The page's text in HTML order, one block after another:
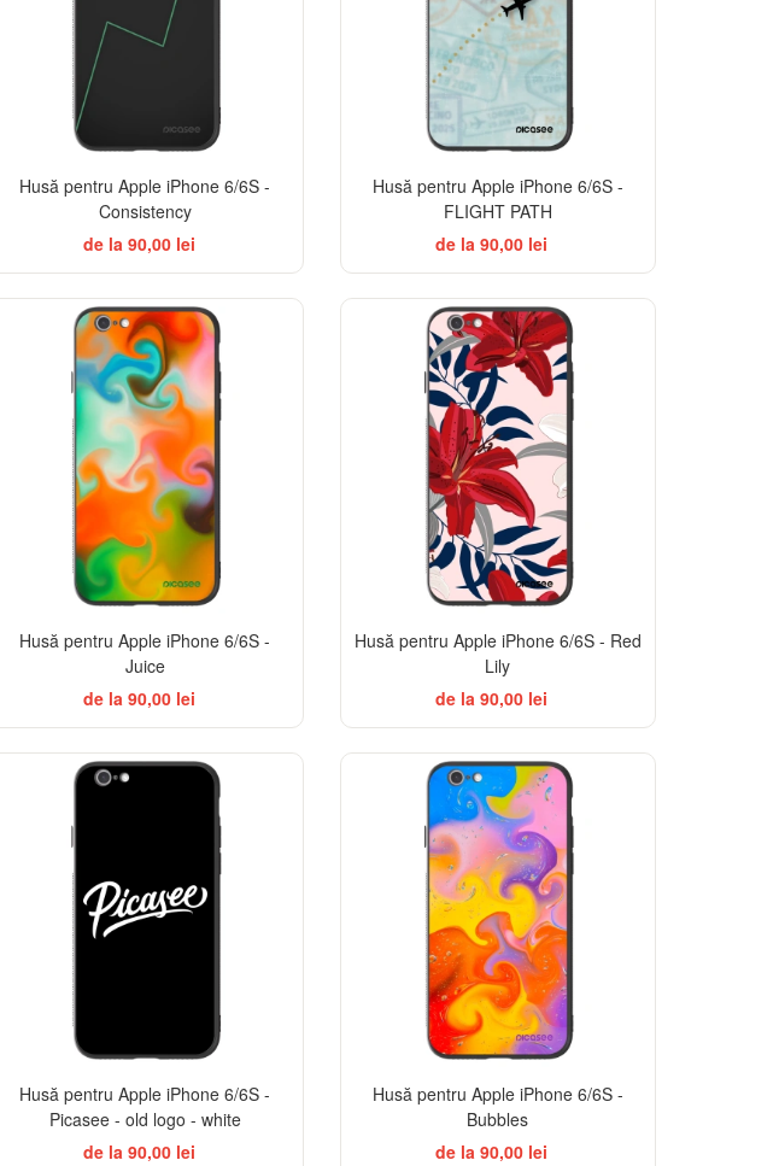
Husă pentru Apple iPhone 6/6S -
Consistency
de la 90,00 lei
Husă pentru Apple iPhone 6/6S -
FLIGHT PATH
de la 90,00 lei
Husă pentru Apple iPhone 6/6S -
Juice
de la 90,00 lei
Husă pentru Apple iPhone 6/6S - Red
Lily
de la 90,00 lei
Husă pentru Apple iPhone 6/6S -
Picasee - old logo - white
de la 90,00 lei
Husă pentru Apple iPhone 6/6S -
Bubbles
de la 90,00 lei